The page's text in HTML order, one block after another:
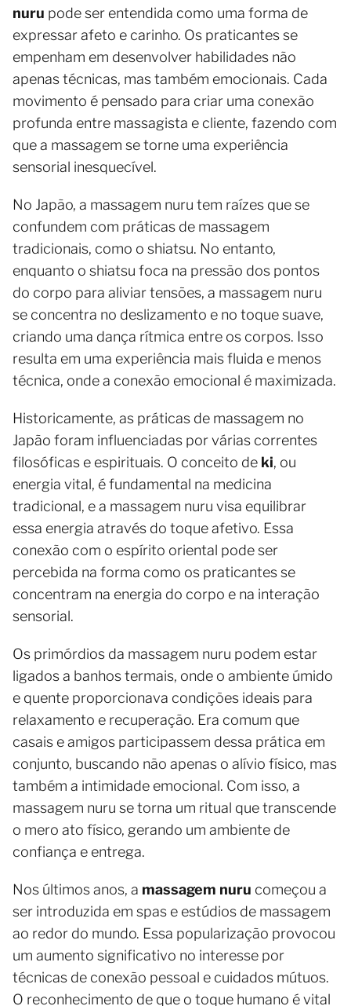
nuru pode ser entendida como uma forma de
expressar afeto e carinho. Os praticantes se
empenham em desenvolver habilidades não
apenas técnicas, mas também emocionais. Cada
movimento é pensado para criar uma conexão
profunda entre massagista e cliente, fazendo com
que a massagem se torne uma experiência
sensorial inesquecível.
No Japão, a massagem nuru tem raízes que se
confundem com práticas de massagem
tradicionais, como o shiatsu. No entanto,
enquanto o shiatsu foca na pressão dos pontos
do corpo para aliviar tensões, a massagem nuru
se concentra no deslizamento e no toque suave,
criando uma dança rítmica entre os corpos. Isso
resulta em uma experiência mais fluida e menos
técnica, onde a conexão emocional é maximizada.
Historicamente, as práticas de massagem no
Japão foram influenciadas por várias correntes
filosóficas e espirituais. O conceito de ki, ou
energia vital, é fundamental na medicina
tradicional, e a massagem nuru visa equilibrar
essa energia através do toque afetivo. Essa
conexão com o espírito oriental pode ser
percebida na forma como os praticantes se
concentram na energia do corpo e na interação
sensorial.
Os primórdios da massagem nuru podem estar
ligados a banhos termais, onde o ambiente úmido
e quente proporcionava condições ideais para
relaxamento e recuperação. Era comum que
casais e amigos participassem dessa prática em
conjunto, buscando não apenas o alívio físico, mas
também a intimidade emocional. Com isso, a
massagem nuru se torna um ritual que transcende
o mero ato físico, gerando um ambiente de
confiança e entrega.
Nos últimos anos, a massagem nuru começou a
ser introduzida em spas e estúdios de massagem
ao redor do mundo. Essa popularização provocou
um aumento significativo no interesse por
técnicas de conexão pessoal e cuidados mútuos.
O reconhecimento de que o toque humano é vital